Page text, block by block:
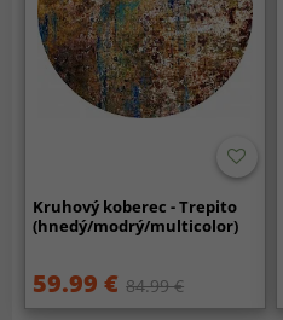
Kruhový koberec - Trepito
(hnedý/modrý/multicolor)
59.99 € 84.99 €